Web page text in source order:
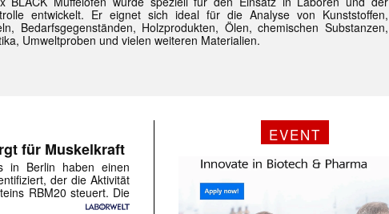
entwickelt. Er eignet sich ideal für die Analyse von Kunststoffen,
Bedarfsgegenständen, Holzprodukten, Ölen, chemischen Substanzen,
Umweltproben und vielen weiteren Materialien.
für Muskelkraft
in Berlin haben einen
der die Aktivität
RBM20 steuert. Die
EVENT